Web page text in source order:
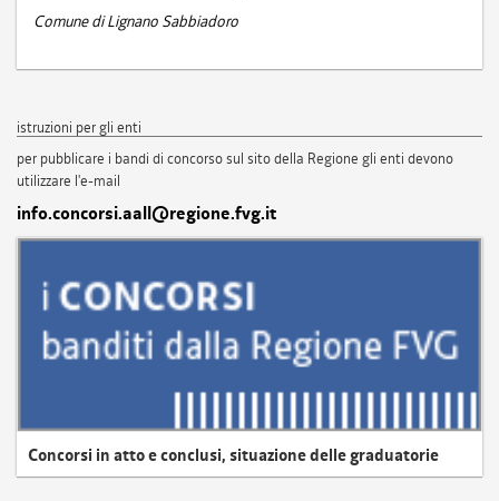
Comune di Lignano Sabbiadoro
istruzioni per gli enti
per pubblicare i bandi di concorso sul sito della Regione gli enti devono
utilizzare l'e-mail
info.concorsi.aall@regione.fvg.it
Concorsi in atto e conclusi, situazione delle graduatorie